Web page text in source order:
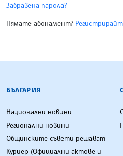
Забравена парола?
Нямате абонамент?
БЪЛГАРСКА
БЪЛГАРИЯ
Национални новини
Регионални новини
Общинските съвети решават
Куриер (Официални актове и